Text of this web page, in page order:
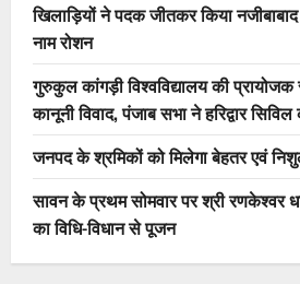
खिलाड़ियों ने पदक जीतकर किया
नाम रोशन
गुरुकुल कांगड़ी विश्वविद्यालय की
कानूनी विवाद, पंजाब सभा ने हरिद्वार सिविल
जनपद के श्रमिकों को मिलेगा बेहतर एवं
सावन के प्रथम सोमवार पर श्री रणकेश्वर
का विधि-विधान से पूजन